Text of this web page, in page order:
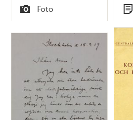
Tid
Typ
Foto Tid
Typ